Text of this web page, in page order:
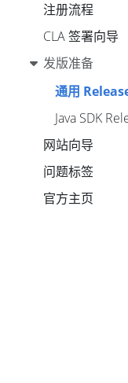
注册流程
CLA 签署向导
发版准备
通用
Java SDK
网站向导
问题标签
官方主页